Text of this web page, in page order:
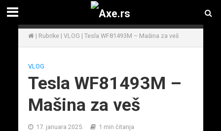
| Rubrike| VLOG | Tesla WF81493M – Mašina za veš
VLOG
Tesla WF81493M –
Mašina za veš
17. januara 2025. 1 min čitanja